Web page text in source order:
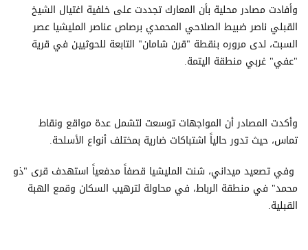
وأفادت مصادر محلية بأن المعارك تجددت على خلفية اغتيال الشيخ
القبلي ناصر ضبيط الصلاحي المحمدي برصاص عناصر المليشيا عصر
السبت، لدى مروره بنقطة "قرن شامان" التابعة للحوثيين في قرية
"عفي" غربي منطقة اليتمة.
وأكدت المصادر أن المواجهات توسعت لتشمل عدة مواقع ونقاط
تماس، حيث تدور حالياً اشتباكات ضارية بمختلف أنواع الأسلحة.
وفي تصعيد ميداني، شنت المليشيا قصفاً مدفعياً استهدف قرى "ذو
محمد" في منطقة الرباط، في محاولة لترهيب السكان وقمع الهبة
القبلية.